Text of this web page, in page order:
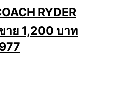
RYDER
าย 1,200 บาท